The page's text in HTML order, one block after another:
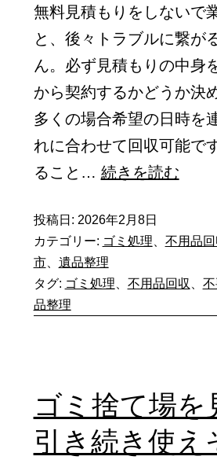
か
必
要
に
な
る
ケ
ス
あ
り
の
で…。
で
作
に
必
要
な
タ
フ
の
ト
ラ
ッ
無料見積もりをしないで
と、後々トラブルに繋が
ん。必ず見積もりの中身
から契約するかどうか決
多くの場合希望の日時を
れに合わせて回収可能で
ること… 続きを読む不
回
収
無
料
投稿日: 2026年2月8日
カテゴリー: ゴミ処理 不用品回
市、 遺品整理
タグ: ゴミ処理 不用品回収
品整理
ゴミ捨て場を
引き続き使え